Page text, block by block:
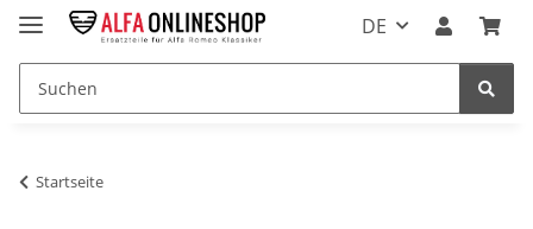
DE
Startseite